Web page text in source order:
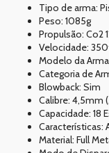
Tipo de arma:
Peso: 1085g
Propulsão: Co2
Velocidade:
Modelo da
Categoria de
Blowback: Sim
Calibre: 4,5mm
Capacidade: 18
Características:
Material: Full